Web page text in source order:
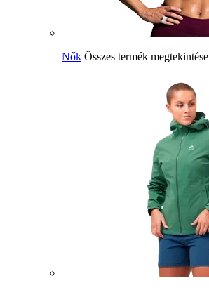
Nők Összes termék megtekintése